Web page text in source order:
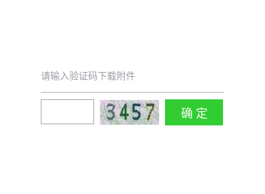
请输入验证码下载附件